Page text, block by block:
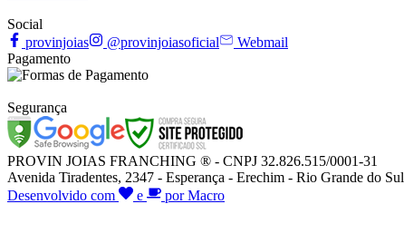
Social
provinjoias
@provinjoiasoficial
Webmail
Pagamento
Segurança
PROVIN JOIAS FRANCHING ® - CNPJ 32.826.515/0001-31
Avenida Tiradentes, 2347 - Esperança - Erechim - Rio Grande do Sul
Desenvolvido com
e por Macro